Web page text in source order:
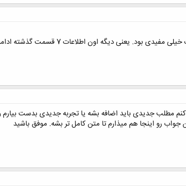
دیگه اون اطلاعات 7 قسمت گذشته ادامه نخواهد داشت؟
کنم مطلب جدیدی باید اضافه بشه یا تجربه جدیدی بدست
رو اینجا هم میذارم تا متن کامل تر بشه. موفق باشید